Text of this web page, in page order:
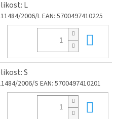
L
2006/LEAN: 5700497410225
S
2006/S EAN: 5700497410201